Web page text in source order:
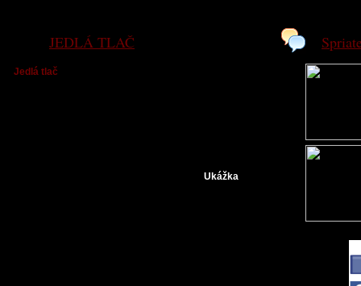
JEDLÁ TLAČ
Jedlá tlač
Ukážka